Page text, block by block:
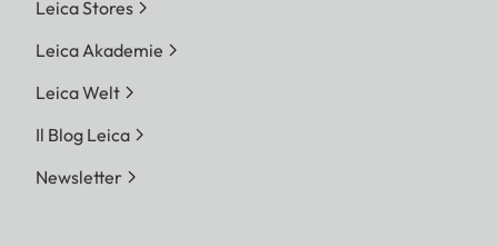
Leica Stores
Leica Akademie
Leica Welt
Il Blog Leica
Newsletter